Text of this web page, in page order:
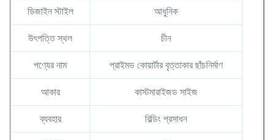
ডিজাইন স্টাইল আধুনিক
উৎপত্তি স্থল চীন
পণ্যের নাম প্রাইমড কোয়ার্টার বৃত্তাকার ছাঁচনির্মাণ
আকার কাস্টমারাইজড সাইজ
ব্যবহার বিল্ডিং প্রসাধন